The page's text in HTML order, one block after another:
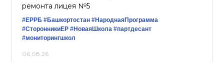
ремонта лицея №5
#ЕРРБ #Башкортостан #НароднаяПрограмма
#СторонникиЕР #НоваяШкола #партдесант
#мониторингшкол
06.08.26